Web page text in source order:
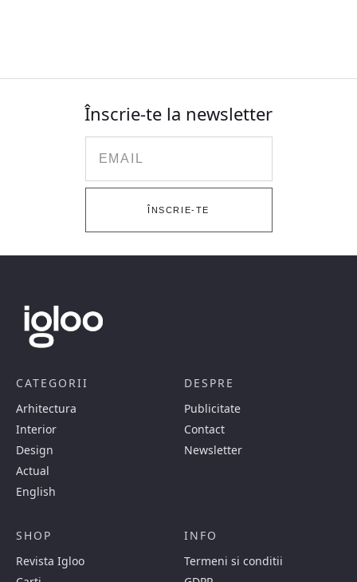
Înscrie-te la newsletter
ÎNSCRIE-TE
CATEGORII
Arhitectura
Interior
Design
Actual
English
DESPRE
Publicitate
Contact
Newsletter
SHOP
Revista Igloo
INFO
Termeni si conditii